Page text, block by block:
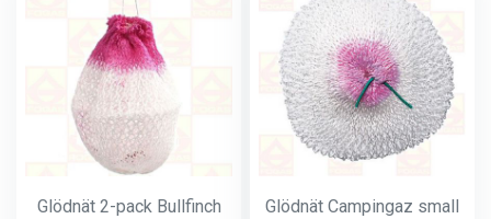
Glödnät 2-pack Bullfinch
Glödnät Campingaz small